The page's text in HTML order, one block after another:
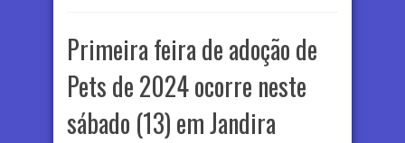
Primeira feira de adoção de
Pets de 2024 ocorre neste
sábado (13) em Jandira